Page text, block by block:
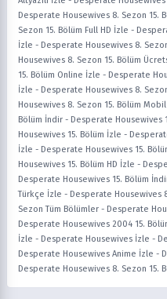
Desperate Housewives 8. Sezon 15.
Sezon 15. Bölüm Full HD İzle -
İzle - Desperate Housewives 8.
Housewives 8. Sezon 15. Bölüm
15. Bölüm Online İzle - Desperate
İzle - Desperate Housewives 8.
Housewives 8. Sezon 15. Bölüm
Bölüm İndir - Desperate Housewives
Housewives 15. Bölüm İzle -
İzle - Desperate Housewives 15.
Housewives 15. Bölüm HD İzle -
Desperate Housewives 15. Bölüm
Türkçe İzle - Desperate Housewives
Sezon Tüm Bölümler - Desperate
Desperate Housewives 2004 15.
İzle - Desperate Housewives İzle -
Desperate Housewives Anime İzle -
Desperate Housewives 8. Sezon 15.